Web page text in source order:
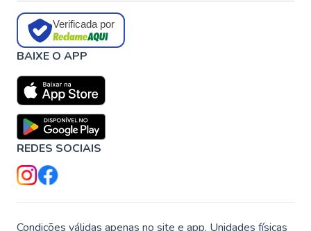
Verificada por
BAIXE O APP
REDES SOCIAIS
Condições válidas apenas no site e app. Unidades físicas